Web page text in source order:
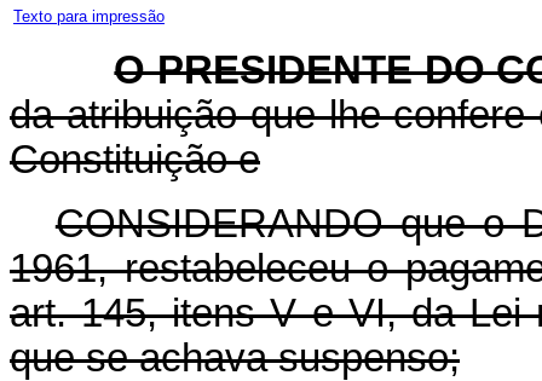
Texto para impressão
O PRESIDENTE DO
da atribuição que lhe
Constituição e
CONSIDERANDO que o
1961, restabeleceu o
art. 145, itens V e VI, da Lei
que se achava suspenso;